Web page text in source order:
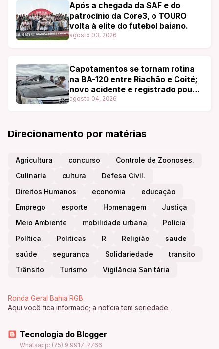
Após a chegada da SAF e do
patrocínio da Core3, o TOURO
volta à elite do futebol baiano.
agosto 03, 2026
Capotamentos se tornam rotina
na BA-120 entre Riachão e Coité;
novo acidente é registrado pouco
mais de 24 horas após o anterior
agosto 04, 2026
Direcionamento por matérias
Agricultura concurso
Controle de Zoonoses.
Culinaria
cultura
Defesa Civil.
Direitos Humanos
economia
educação
Emprego
esporte Homenagem
Justiça
Meio Ambiente
mobilidade urbana
Polícia
Política
Politicas R Religião
saude
saúde
segurança Solidariedade
transito
Trânsito
Turismo Vigilância Sanitária
Ronda Geral Bahia RGB
Aqui você fica informado; a notícia tem seriedade.
Tecnologia do Blogger
Whatsapp: (75) 9 9917-2766